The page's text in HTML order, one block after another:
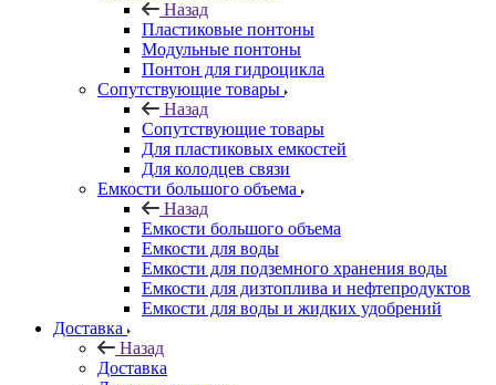
Назад
Пластиковые понтоны
Модульные понтоны
Понтон для гидроцикла
Сопутствующие товары
Назад
Сопутствующие товары
Для пластиковых емкостей
Для колодцев связи
Емкости большого объема
Назад
Емкости большого объема
Емкости для воды
Емкости для подземного хранения воды
Емкости для дизтоплива и нефтепродуктов
Емкости для воды и жидких удобрений
Доставка
Назад
Доставка